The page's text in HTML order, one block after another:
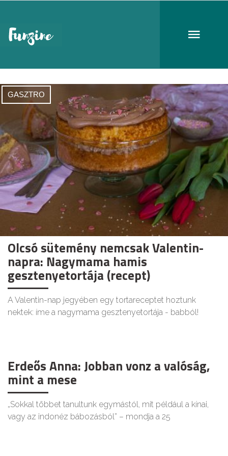
GASZTRO
Olcsó sütemény nemcsak Valentin-
napra: Nagymama hamis
gesztenyetortája (recept)
A Valentin-nap jegyében egy tortareceptet hoztunk
nektek: íme a nagymama gesztenyetortája - babból!
Erdeős Anna: Jobban vonz a valóság,
mint a mese
„Sokkal többet tanultunk egymástól, mit például a kínai,
vagy az indonéz bábozásból” – mondja a 25